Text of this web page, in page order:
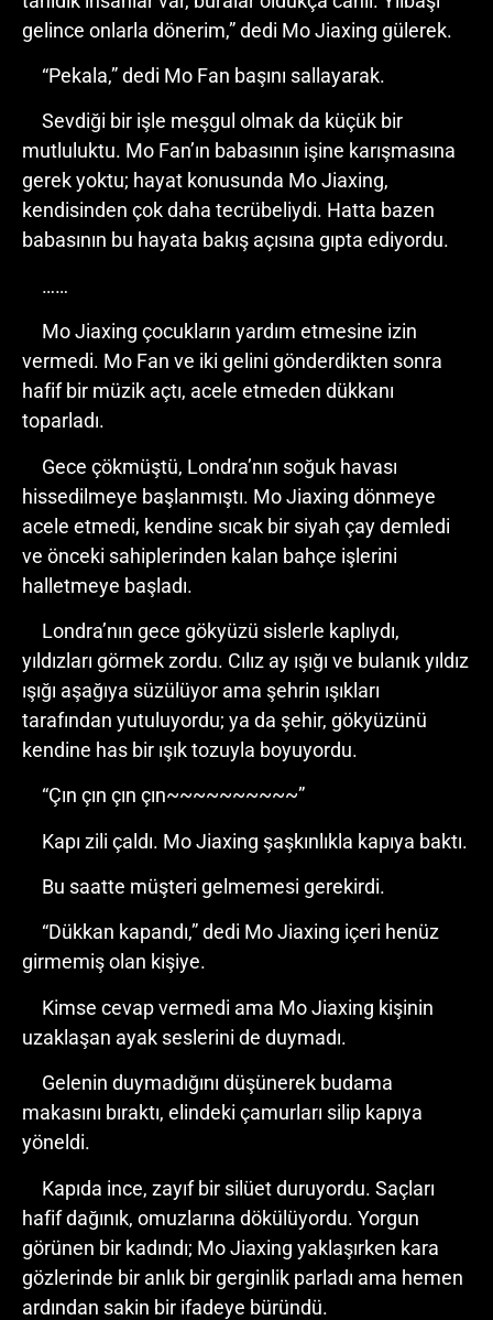
gelince onlarla dönerim,” dedi Mo Jiaxing gülerek.
“Pekala,” dedi Mo Fan başını sallayarak.
Sevdiği bir işle meşgul olmak da küçük bir
mutluluktu. Mo Fan’ın babasının işine karışmasına
gerek yoktu; hayat konusunda Mo Jiaxing,
kendisinden çok daha tecrübeliydi. Hatta bazen
babasının bu hayata bakış açısına gıpta ediyordu.
……
Mo Jiaxing çocukların yardım etmesine izin
vermedi. Mo Fan ve iki gelini gönderdikten sonra
hafif bir müzik açtı, acele etmeden dükkanı
toparladı.
Gece çökmüştü, Londra’nın soğuk havası
hissedilmeye başlanmıştı. Mo Jiaxing dönmeye
acele etmedi, kendine sıcak bir siyah çay demledi
ve önceki sahiplerinden kalan bahçe işlerini
halletmeye başladı.
Londra’nın gece gökyüzü sislerle kaplıydı,
yıldızları görmek zordu. Cılız ay ışığı ve bulanık yıldız
ışığı aşağıya süzülüyor ama şehrin ışıkları
tarafından yutuluyordu; ya da şehir, gökyüzünü
kendine has bir ışık tozuyla boyuyordu.
“Çın çın çın çın~~~~~~~~~~”
Kapı zili çaldı. Mo Jiaxing şaşkınlıkla kapıya baktı.
Bu saatte müşteri gelmemesi gerekirdi.
“Dükkan kapandı,” dedi Mo Jiaxing içeri henüz
girmemiş olan kişiye.
Kimse cevap vermedi ama Mo Jiaxing kişinin
uzaklaşan ayak seslerini de duymadı.
Gelenin duymadığını düşünerek budama
makasını bıraktı, elindeki çamurları silip kapıya
yöneldi.
Kapıda ince, zayıf bir silüet duruyordu. Saçları
hafif dağınık, omuzlarına dökülüyordu. Yorgun
görünen bir kadındı; Mo Jiaxing yaklaşırken kara
gözlerinde bir anlık bir gerginlik parladı ama hemen
ardından sakin bir ifadeye büründü.